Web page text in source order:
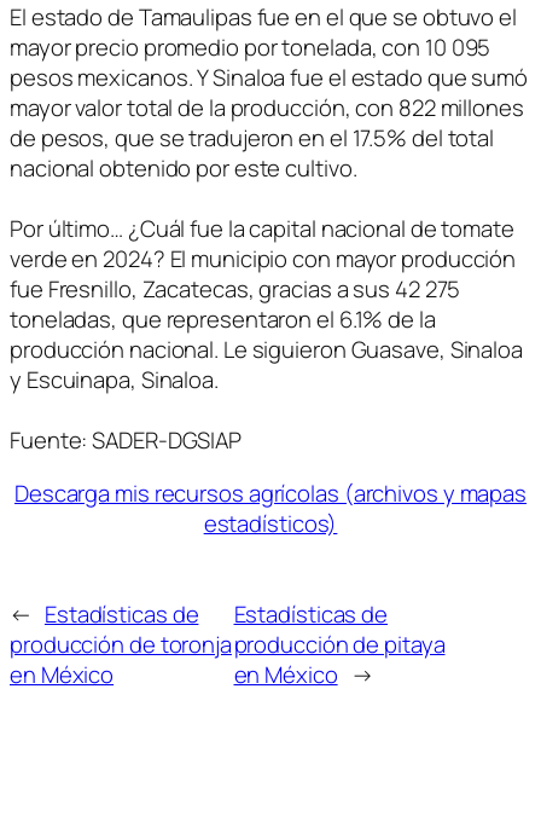
El estado de Tamaulipas fue en el que se obtuvo el
mayor precio promedio por tonelada, con 10 095
pesos mexicanos. Y Sinaloa fue el estado que sumó
mayor valor total de la producción, con 822 millones
de pesos, que se tradujeron en el 17.5% del total
nacional obtenido por este cultivo.
Por último… ¿Cuál fue la capital nacional de tomate
verde en 2024? El municipio con mayor producción
fue Fresnillo, Zacatecas, gracias a sus 42 275
toneladas, que representaron el 6.1% de la
producción nacional. Le siguieron Guasave, Sinaloa
y Escuinapa, Sinaloa.
Fuente: SADER-DGSIAP
Descarga mis recursos agrícolas (archivos y mapas
estadísticos)
← Estadísticas de
producción de toronja
en México
Estadísticas de
producción de pitaya
en México →